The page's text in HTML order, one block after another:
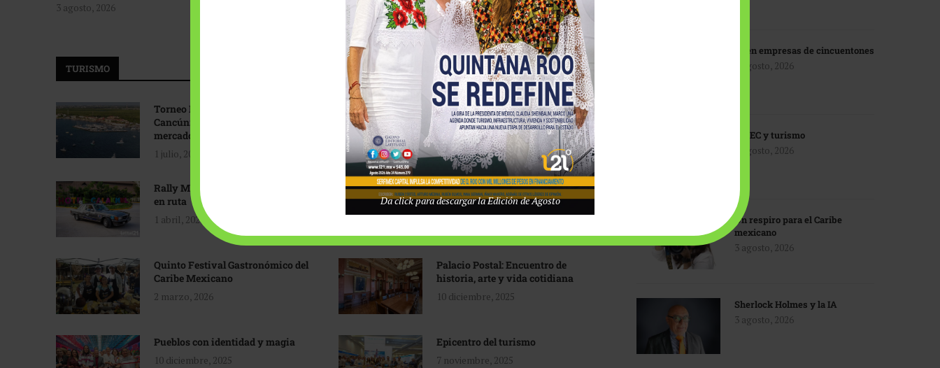
3 agosto, 2026
Tecnológico de Monterrey
3 agosto, 2026
TURISMO
Torneo Internacional de Pesca
Cancún: Navegando hacia nuevos
mercados
1 julio, 2026
Promoción turística con visión
1 abril, 2026
Rally Maya: Herencia automotriz
en ruta
1 abril, 2026
Industria global en
reconfiguración
31 marzo, 2026
Quinto Festival Gastronómico del
Caribe Mexicano
2 marzo, 2026
Palacio Postal: Encuentro de
historia, arte y vida cotidiana
10 diciembre, 2025
Pueblos con identidad y magia
10 diciembre, 2025
Epicentro del turismo
7 noviembre, 2025
IA en empresas de cincuentones
3 agosto, 2026
TMEC y turismo
3 agosto, 2026
Un respiro para el Caribe
mexicano
3 agosto, 2026
Sherlock Holmes y la IA
3 agosto, 2026
Da click para descargar la Edición de Agosto